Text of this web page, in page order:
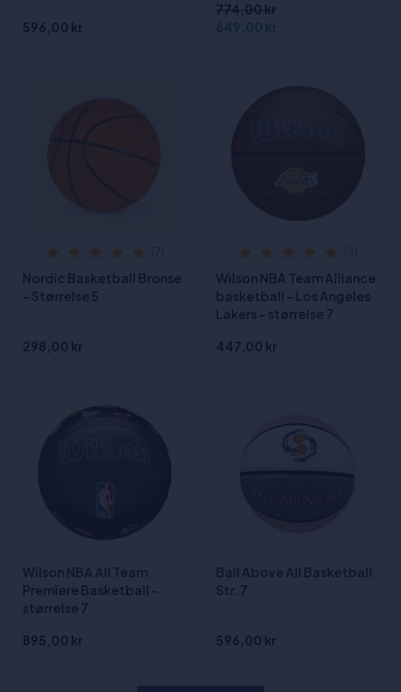
596,00 kr
774,00 kr
649,00 kr
Nordic Basketball Bronse
- Størrelse 5
298,00 kr
Wilson NBA Team Alliance
basketball - Los Angeles
Lakers - størrelse 7
447,00 kr
Wilson NBA All Team
Premiere Basketball -
størrelse 7
895,00 kr
Ball Above All Basketball
Str. 7
596,00 kr